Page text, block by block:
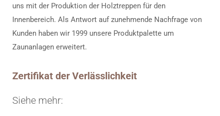
uns mit der Produktion der Holztreppen für den
Innenbereich. Als Antwort auf zunehmende Nachfrage von
Kunden haben wir 1999 unsere Produktpalette um
Zaunanlagen erweitert.
Zertifikat der Verlässlichkeit
Siehe mehr: